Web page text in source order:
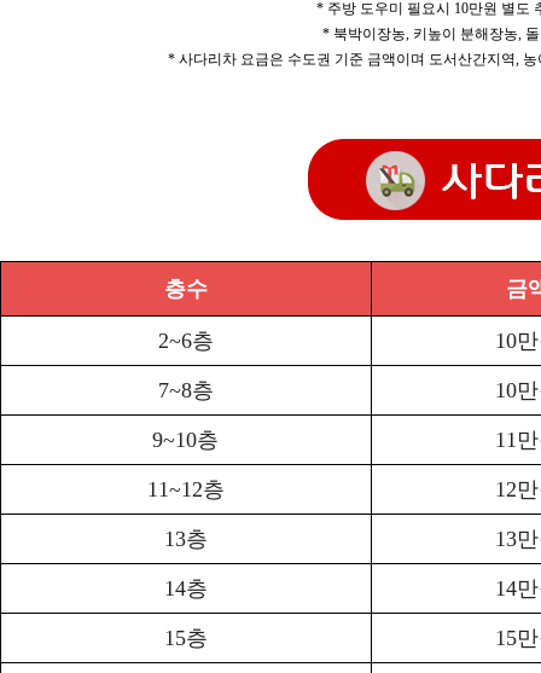
* 주방 도우미 필요시 10만원 별도
* 북박이장농, 키높이 분해장농,
* 사다리차 요금은 수도권 기준 금액이며 도서산간지역,
층수 금
2~6층 10
7~8층 10
9~10층 11
11~12층 12
13층 13
14층 14
15층 15